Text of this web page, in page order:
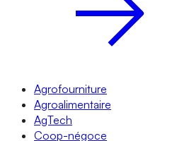
Agrofourniture
Agroalimentaire
AgTech
Coop-négoce